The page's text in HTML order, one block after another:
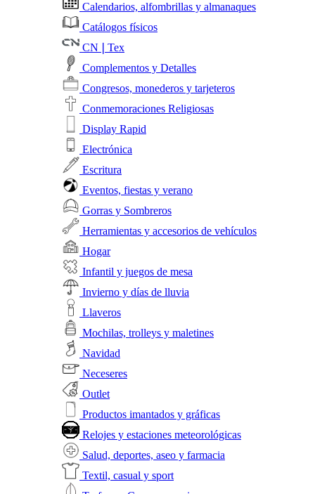
Calendarios, alfombrillas y almanaques
Catálogos físicos
CN❘Tex
Complementos y Detalles
Congresos, monederos y tarjeteros
Conmemoraciones Religiosas
Display Rapid
Electrónica
Escritura
Eventos, fiestas y verano
Gorras y Sombreros
Herramientas y accesorios de vehículos
Hogar
Infantil y juegos de mesa
Invierno y días de lluvia
Llaveros
Mochilas, trolleys y maletines
Navidad
Neceseres
Outlet
Productos imantados y gráficas
Relojes y estaciones meteorológicas
Salud, deportes, aseo y farmacia
Textil, casual y sport